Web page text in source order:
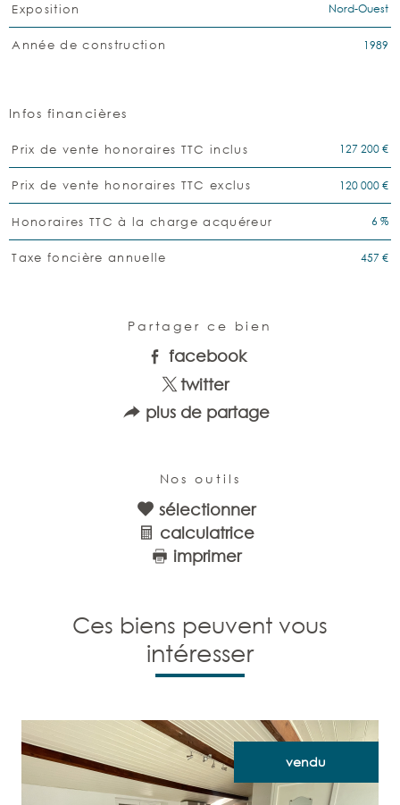
Exposition Nord-Ouest
Année de construction 1989
Infos financières
Caractéristiques Valeurs
Prix de vente honoraires TTC inclus 127 200 €
Prix de vente honoraires TTC exclus 120 000 €
Honoraires TTC à la charge acquéreur 6 %
Taxe foncière annuelle 457 €
Partager ce bien
facebook
twitter
plus de partage
Nos outils
sélectionner
calculatrice
imprimer
Ces biens peuvent vous
intéresser
vendu